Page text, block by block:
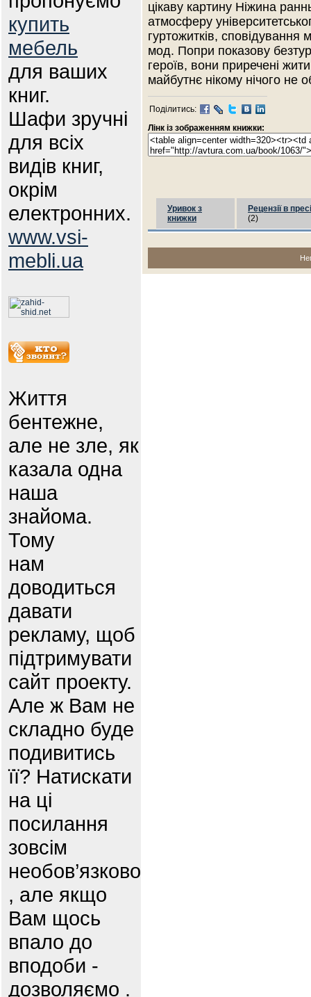
купить
мебель
для ваших
книг.
Шафи зручні
для всіх
видів книг,
окрім
електронних.
www.vsi-
mebli.ua
Життя
бентежне,
але не зле, як
казала одна
наша
знайома.
Тому
нам
доводиться
давати
рекламу, щоб
підтримувати
сайт проекту.
Але ж Вам не
складно буде
подивитись
її? Натискати
на ці
посилання
зовсім
необов’язково
, але якщо
Вам щось
впало до
вподоби -
дозволяємо .
цікаву картину Ніжина
атмосферу
гуртожитків,
мод. Попри показову
героїв, вони приречені
майбутнє нікому нічого не
Поділитись:
Лінк із зображенням книжки:
Уривок з
книжки
Рецензії в пресі
(2)